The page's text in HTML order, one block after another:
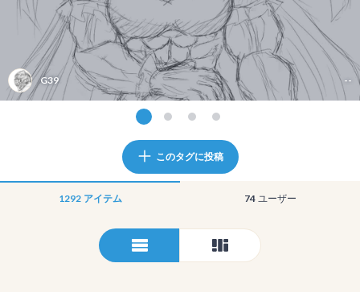
G39 --
このタグに投稿
1292 アイテム 74 ユーザー